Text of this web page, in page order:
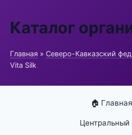
Каталог
Главная » Северо-Кавказский
Vita Silk
🏠 Главная